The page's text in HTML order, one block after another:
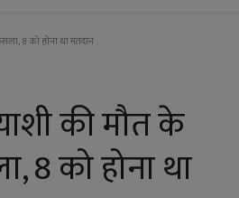
8 को होना था मतदान
की मौत के
8 को होना था